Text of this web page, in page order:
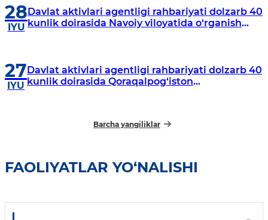
28
IYU
Davlat aktivlari agentligi rahbariyati dolzarb 40
kunlik doirasida Navoiy viloyatida o‘rganish
27
IYU
Davlat aktivlari agentligi rahbariyati dolzarb 40
kunlik doirasida Qoraqalpog‘iston
Barcha yangiliklar
FAOLIYATLAR YO‘NALISHI